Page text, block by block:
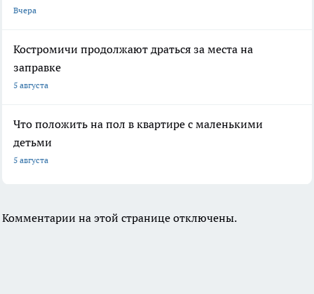
Вчера
Костромичи продолжают драться за места на
заправке
5 августа
Что положить на пол в квартире с маленькими
детьми
5 августа
Комментарии на этой странице отключены.